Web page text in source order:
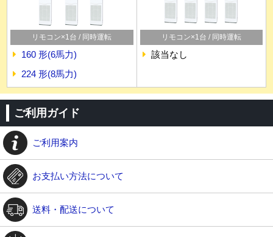
リモコン×1台 / 同時運転
160 形(6馬力)
224 形(8馬力)
リモコン×1台 / 同時運転
該当なし
ご利用ガイド
ご利用案内
お支払い方法について
送料・配送について